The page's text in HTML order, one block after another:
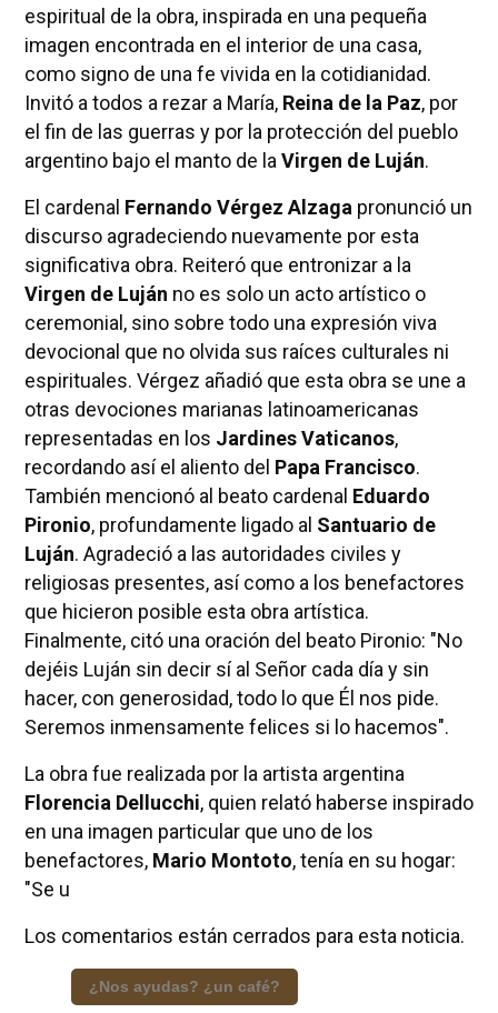
espiritual de la obra, inspirada en una pequeña
imagen encontrada en el interior de una casa,
como signo de una fe vivida en la cotidianidad.
Invitó a todos a rezar a María, Reina de la Paz, por
el fin de las guerras y por la protección del pueblo
argentino bajo el manto de la Virgen de Luján.
El cardenal Fernando Vérgez Alzaga pronunció un
discurso agradeciendo nuevamente por esta
significativa obra. Reiteró que entronizar a la
Virgen de Luján no es solo un acto artístico o
ceremonial, sino sobre todo una expresión viva
devocional que no olvida sus raíces culturales ni
espirituales. Vérgez añadió que esta obra se une a
otras devociones marianas latinoamericanas
representadas en los Jardines Vaticanos,
recordando así el aliento del Papa Francisco.
También mencionó al beato cardenal Eduardo
Pironio, profundamente ligado al Santuario de
Luján. Agradeció a las autoridades civiles y
religiosas presentes, así como a los benefactores
que hicieron posible esta obra artística.
Finalmente, citó una oración del beato Pironio: "No
dejéis Luján sin decir sí al Señor cada día y sin
hacer, con generosidad, todo lo que Él nos pide.
Seremos inmensamente felices si lo hacemos".
La obra fue realizada por la artista argentina
Florencia Dellucchi, quien relató haberse inspirado
en una imagen particular que uno de los
benefactores, Mario Montoto, tenía en su hogar:
"Se u
Los comentarios están cerrados para esta noticia.
¿Nos ayudas? ¿un café?